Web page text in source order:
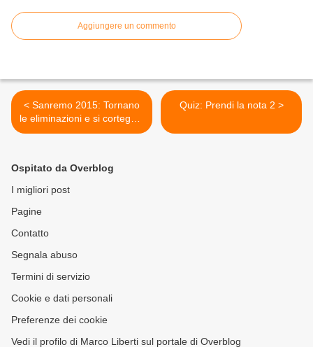
Aggiungere un commento
< Sanremo 2015: Tornano
le eliminazioni e si corteggia
Fiorello
Quiz: Prendi la nota 2 >
Ospitato da Overblog
I migliori post
Pagine
Contatto
Segnala abuso
Termini di servizio
Cookie e dati personali
Preferenze dei cookie
Vedi il profilo di Marco Liberti sul portale di Overblog